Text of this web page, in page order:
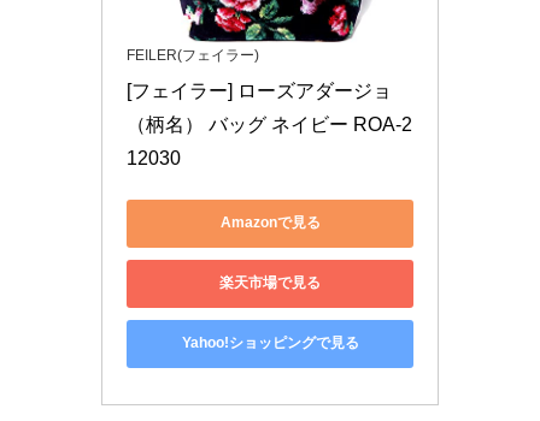
FEILER(フェイラー)
[フェイラー] ローズアダージョ
（柄名） バッグ ネイビー ROA-2
12030
Amazonで見る
楽天市場で見る
Yahoo!ショッピングで見る